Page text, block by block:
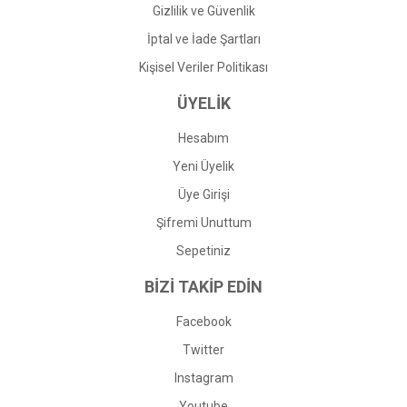
Gizlilik ve Güvenlik
İptal ve İade Şartları
Kişisel Veriler Politikası
ÜYELİK
Hesabım
Yeni Üyelik
Üye Girişi
Şifremi Unuttum
Sepetiniz
BİZİ TAKİP EDİN
Facebook
Twitter
Instagram